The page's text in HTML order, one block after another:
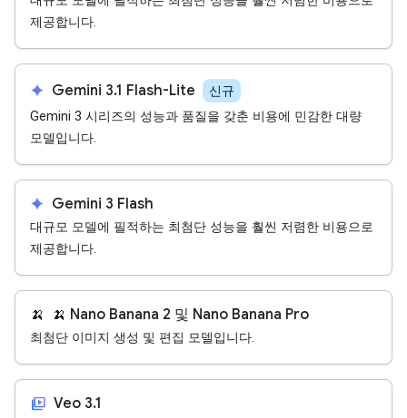
제공합니다.
spark Gemini 3.1 Flash-Lite 신규
Gemini 3 시리즈의 성능과 품질을 갖춘 비용에 민감한 대량
모델입니다.
spark Gemini 3 Flash
대규모 모델에 필적하는 최첨단 성능을 훨씬 저렴한 비용으로
제공합니다.
🍌 🍌 Nano Banana 2 및 Nano Banana Pro
최첨단 이미지 생성 및 편집 모델입니다.
video_library Veo 3.1